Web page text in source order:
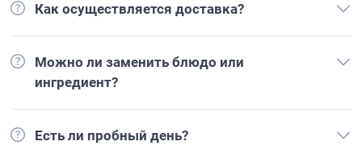
Как осуществляется доставка?
Можно ли заменить блюдо или
ингредиент?
Есть ли пробный день?